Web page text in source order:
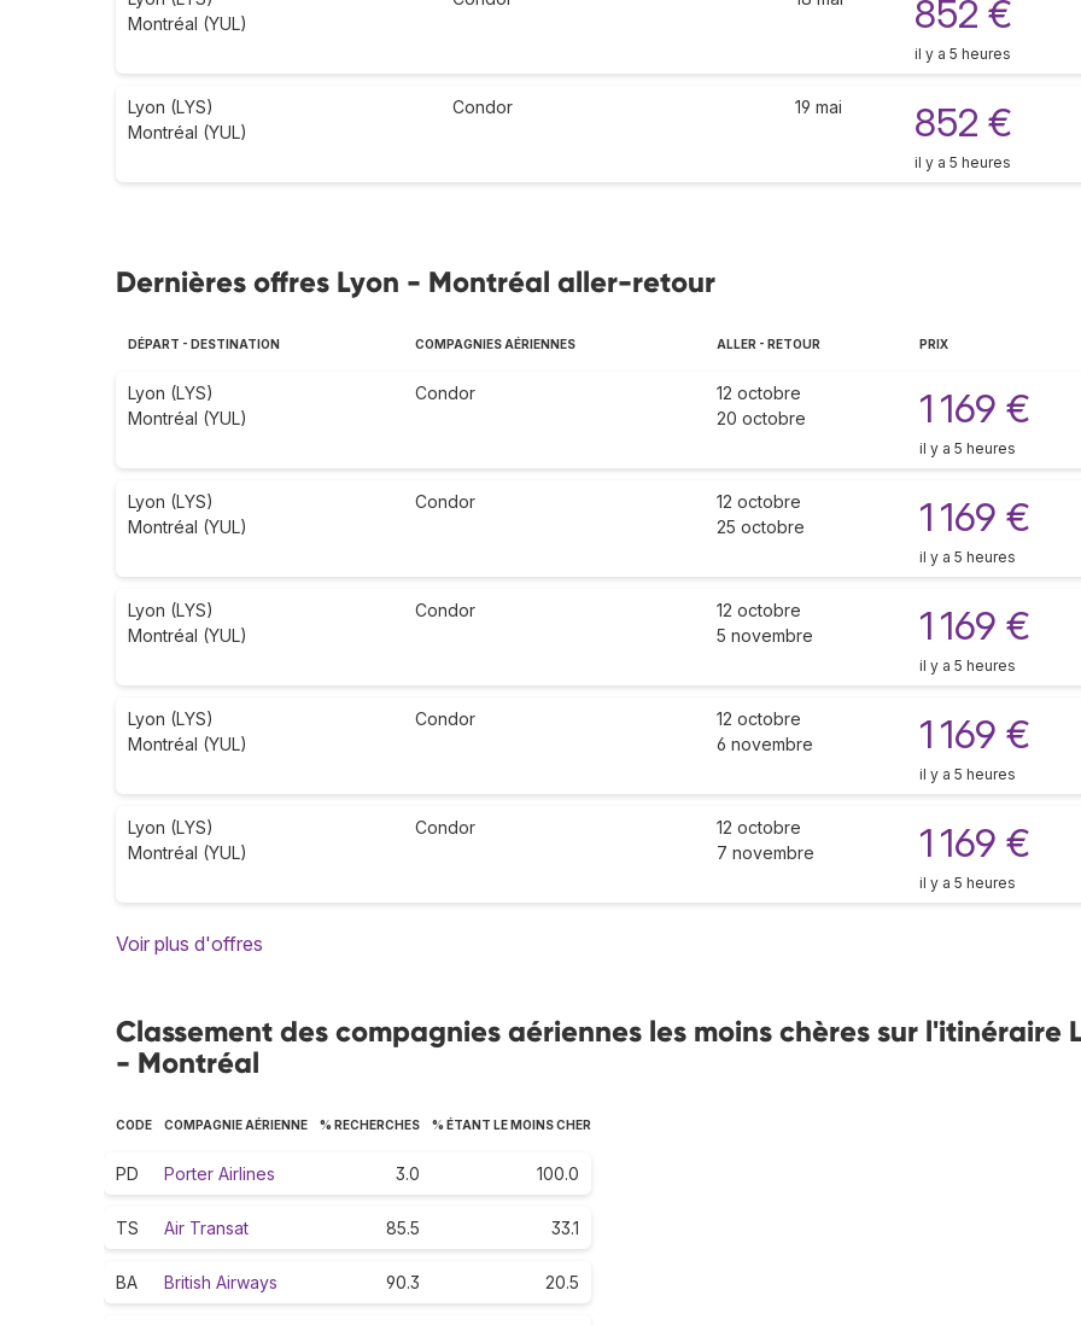
Montréal (YUL)
852 €
il y a 5 heures
Lyon (LYS)
Montréal (YUL)
Condor 19 mai 852 €
il y a 5 heures
Dernières offres Lyon - Montréal aller-retour
DÉPART - DESTINATION COMPAGNIES AÉRIENNES ALLER - RETOUR PRIX
Lyon (LYS)
Montréal (YUL)
Condor
12 octobre
20 octobre
1 169 €
il y a 5 heures
Lyon (LYS)
Montréal (YUL)
Condor
12 octobre
25 octobre
1 169 €
il y a 5 heures
Lyon (LYS)
Montréal (YUL)
Condor
12 octobre
5 novembre
1 169 €
il y a 5 heures
Lyon (LYS)
Montréal (YUL)
Condor
12 octobre
6 novembre
1 169 €
il y a 5 heures
Lyon (LYS)
Montréal (YUL)
Condor
12 octobre
7 novembre
1 169 €
il y a 5 heures
Voir plus d'offres
Classement des compagnies aériennes les moins chères sur l'itinéraire
- Montréal
CODE COMPAGNIE AÉRIENNE % RECHERCHES % ÉTANT LE MOINS CHER
PD Porter Airlines 3.0 100.0
TS Air Transat 85.5 33.1
BA British Airways 90.3 20.5